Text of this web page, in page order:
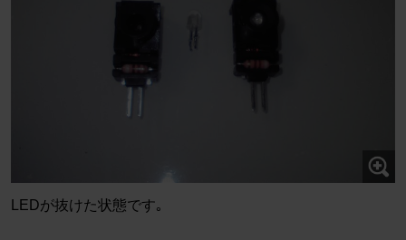
LEDが抜けた状態です｡